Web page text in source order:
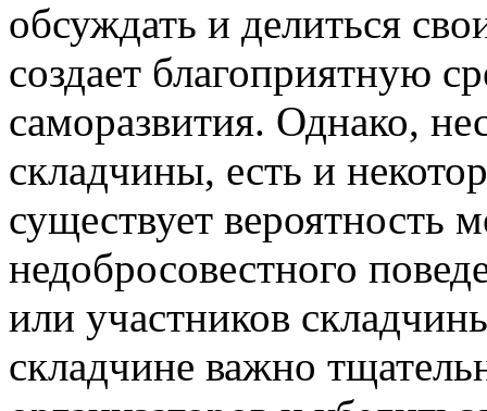
обсуждать и делиться
создает благоприятную
саморазвития. Однако,
складчины, есть и
существует вероятность
недобросовестного
или участников
складчине важно